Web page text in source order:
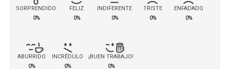
SORPRENDIDO
0%
FELIZ
0%
INDIFERENTE
0%
TRISTE
0%
ENFADADO
0%
ABURRIDO
0%
INCRÉDULO
0%
¡BUEN TRABAJO!
0%